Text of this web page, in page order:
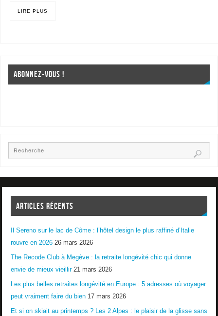
LIRE PLUS
ABONNEZ-VOUS !
ARTICLES RÉCENTS
Il Sereno sur le lac de Côme : l’hôtel design le plus raffiné d’Italie
rouvre en 2026 26 mars 2026
The Recode Club à Megève : la retraite longévité chic qui donne
envie de mieux vieillir 21 mars 2026
Les plus belles retraites longévité en Europe : 5 adresses où voyager
peut vraiment faire du bien 17 mars 2026
Et si on skiait au printemps ? Les 2 Alpes : le plaisir de la glisse sans